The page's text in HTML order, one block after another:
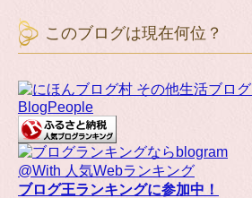
このブログは現在何位？
BlogPeople
@With 人気Webランキング
ブログ王ランキングに参加中！